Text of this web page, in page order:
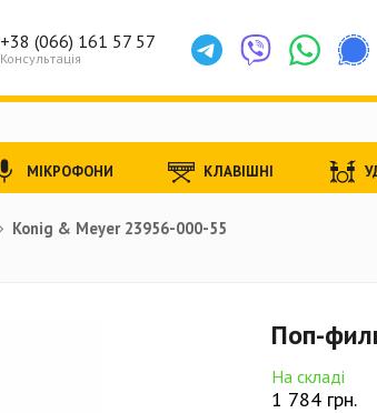
Konig & Meyer 23956-000-55
Поп-
На складі
1 784 грн.
Консультація
+38 (066) 161 57 57
МІКРОФОНИ КЛАВІШНІ